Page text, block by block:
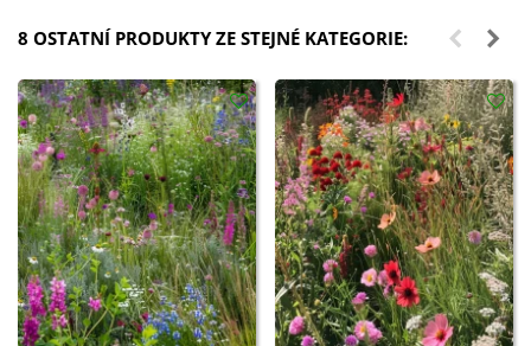
8 OSTATNÍ PRODUKTY ZE STEJNÉ KATEGORIE: